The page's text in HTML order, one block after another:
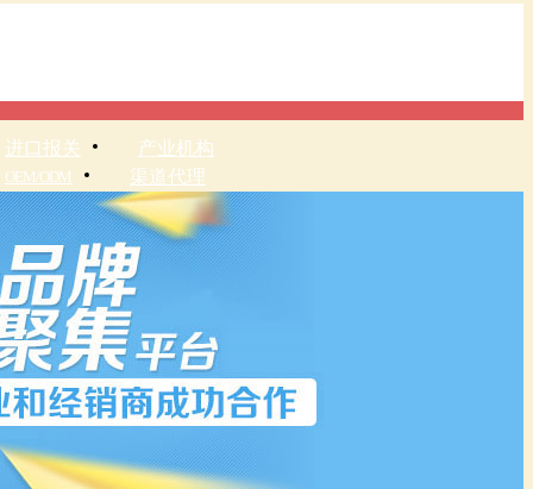
进口报关 产业机构
OEM/ODM 渠道代理